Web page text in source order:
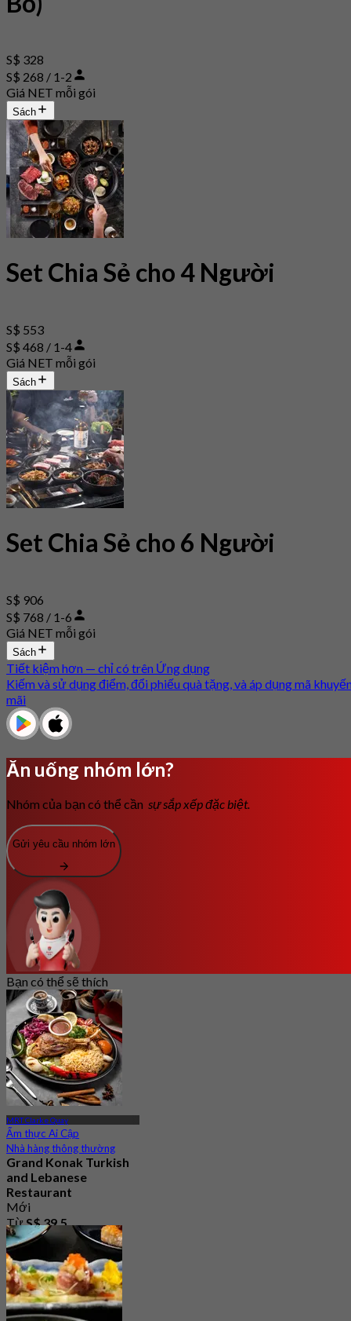
S$ 328
S$ 268 / 1-2
Giá NET mỗi gói
Sách
Set Chia Sẻ cho 4 Người
S$ 553
S$ 468 / 1-4
Giá NET mỗi gói
Sách
Set Chia Sẻ cho 6 Người
S$ 906
S$ 768 / 1-6
Giá NET mỗi gói
Sách
Tiết kiệm hơn — chỉ có trên Ứng dụng
Kiếm và sử dụng điểm, đổi phiếu quà tặng, và áp dụng mã
mãi
Ăn uống nhóm lớn?
Nhóm của bạn có thể cần sự sắp xếp đặc biệt.
Gửi yêu cầu nhóm lớn
Bạn có thể sẽ thích
MRT Clarke Quay
Ẩm thực Ai Cập
Nhà hàng thông thường
Grand Konak Turkish
and Lebanese
Restaurant
Mới
TừS$ 39.5